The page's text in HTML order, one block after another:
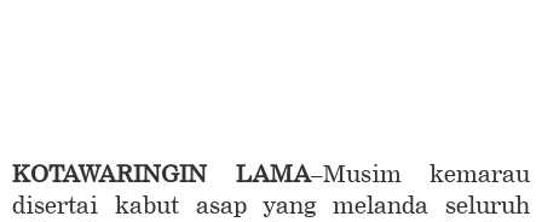
KOTAWARINGIN LAMA–Musim kemarau
disertai kabut asap yang melanda seluruh